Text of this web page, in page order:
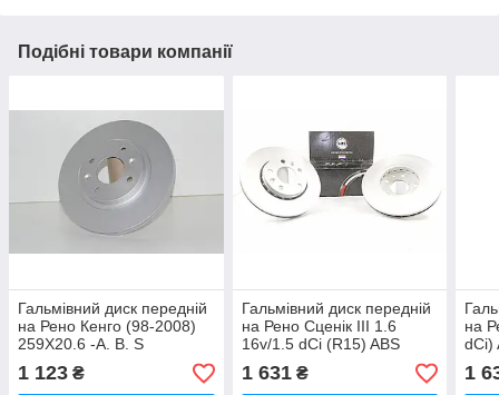
Подібні товари компанії
Гальмівний диск передній
на Рено Кенго (98-2008)
259X20.6 -A. B. S
(Нідерланди) 16150
1 123 ₴
Гальмівний диск передній
на Рено Сценік III 1.6
16v/1.5 dCi (R15) ABS
(Нідерланди) 17976
1 631₴
на
dCi)
1